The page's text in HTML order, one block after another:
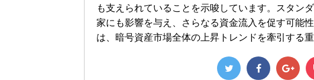
も支えられていることを示唆しています。スタン
家にも影響を与え、さらなる資金流入を促す可能
は、暗号資産市場全体の上昇トレンドを牽引する